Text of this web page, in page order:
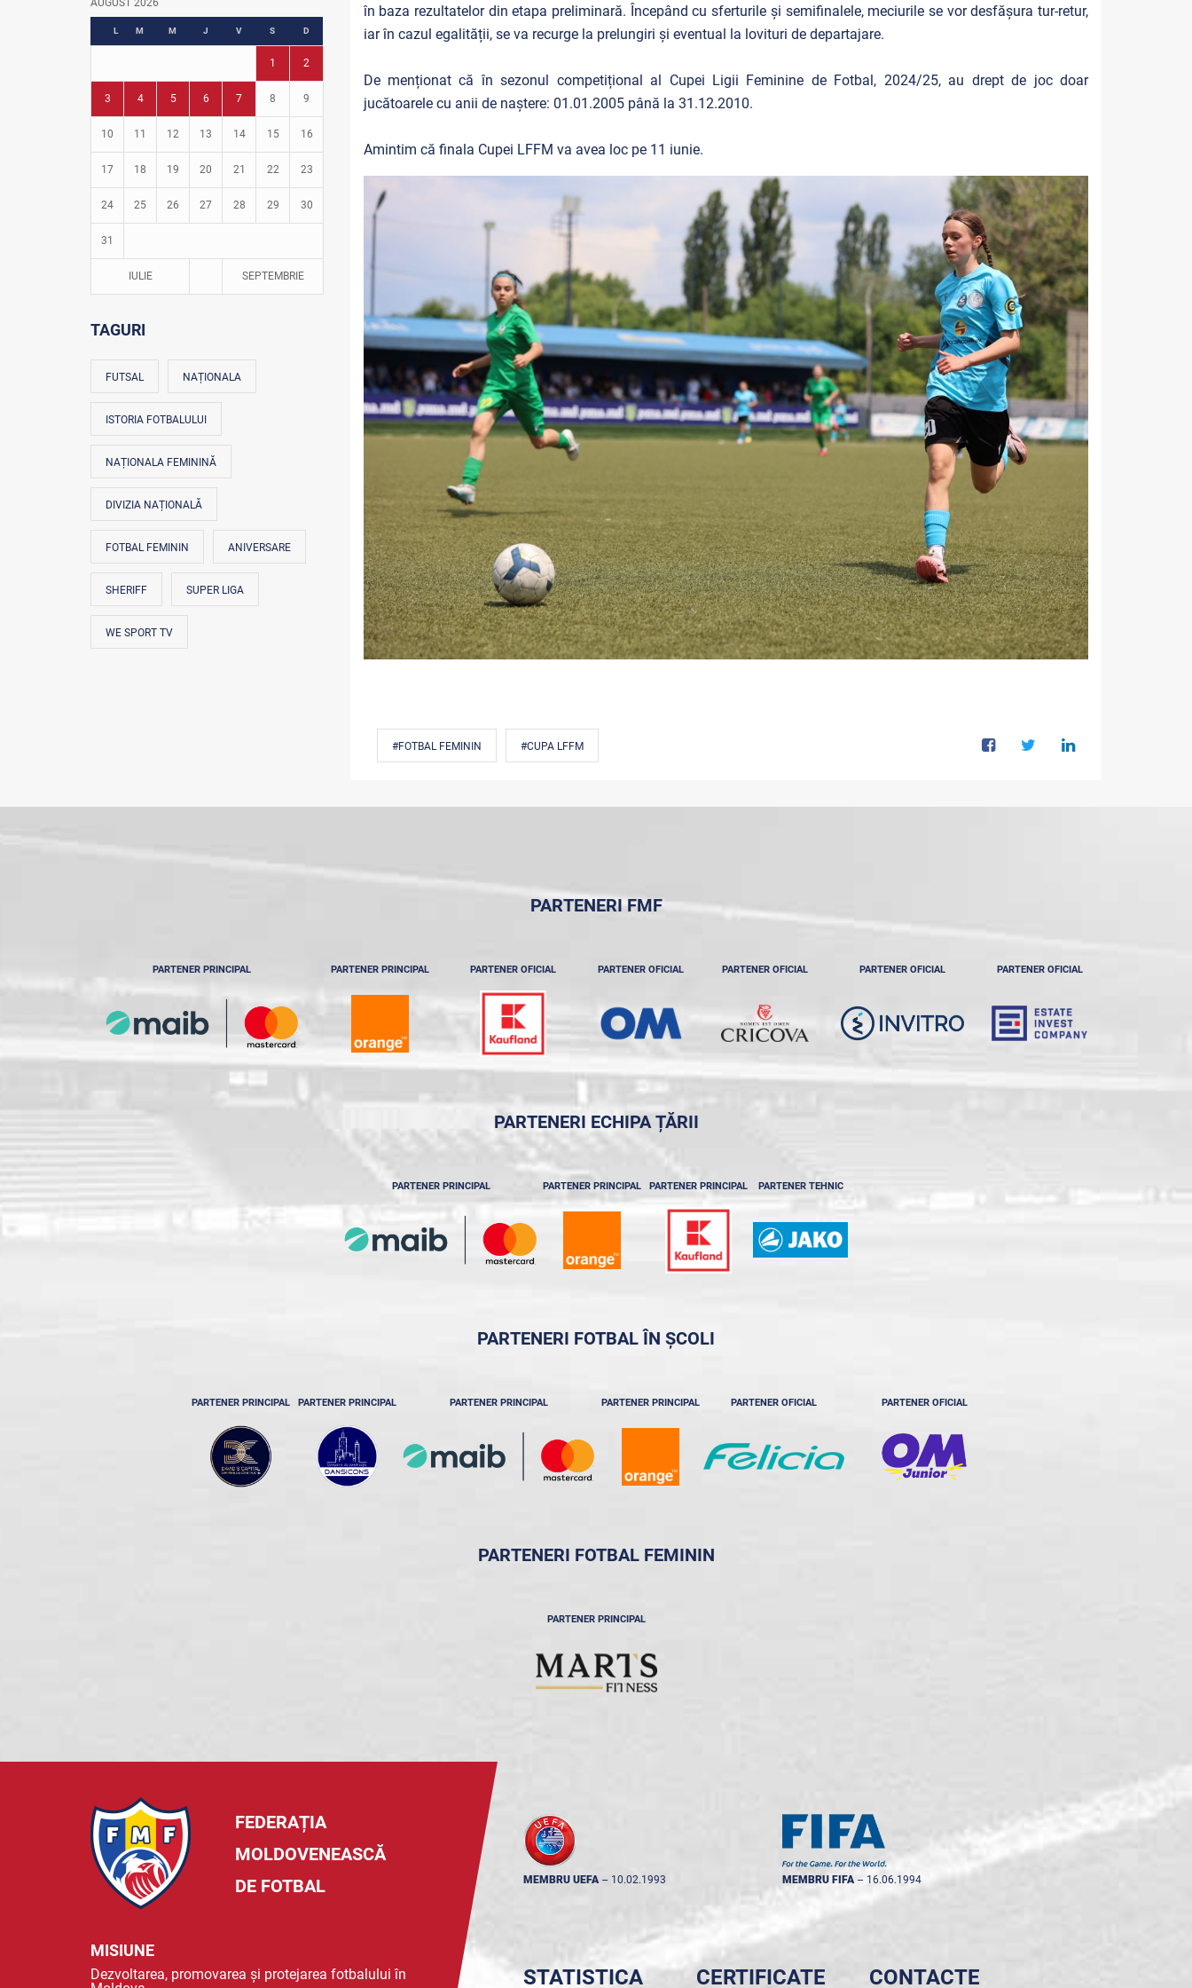
Fotbal în grădinițe
AUGUST 2026
L M M J V S D
1 2
3 4 5 6 7 8 9
10 11 12 13 14 15 16
17 18 19 20 21 22 23
24 25 26 27 28 29 30
31
IULIE SEPTEMBRIE
TAGURI
FUTSAL NAȚIONALA
ISTORIA FOTBALULUI
NAȚIONALA FEMININĂ
DIVIZIA NAȚIONALĂ
FOTBAL FEMININ ANIVERSARE
SHERIFF SUPER LIGA
WE SPORT TV
în baza rezultatelor din etapa preliminară. Începând cu sferturile și semifinalele, meciurile se vor desfășura tur-retur,
iar în cazul egalității, se va recurge la prelungiri și eventual la lovituri de departajare.
De menționat că în sezonul competițional al Cupei Ligii Feminine de Fotbal, 2024/25, au drept de joc doar
jucătoarele cu anii de naștere: 01.01.2005 până la 31.12.2010.
Amintim că finala Cupei LFFM va avea loc pe 11 iunie.
#FOTBAL FEMININ #CUPA LFFM
PARTENERI FMF
PARTENER PRINCIPAL PARTENER PRINCIPAL PARTENER OFICIAL PARTENER OFICIAL PARTENER OFICIAL PARTENER OFICIAL PARTENER OFICIAL
PARTENERI ECHIPA ȚĂRII
PARTENER PRINCIPAL PARTENER PRINCIPAL PARTENER PRINCIPAL PARTENER TEHNIC
PARTENERI FOTBAL ÎN ȘCOLI
PARTENER PRINCIPAL PARTENER PRINCIPAL PARTENER PRINCIPAL PARTENER PRINCIPAL PARTENER OFICIAL PARTENER OFICIAL
PARTENERI FOTBAL FEMININ
PARTENER PRINCIPAL
FEDERAȚIA
MOLDOVENEASCĂ
DE FOTBAL
MISIUNE
Dezvoltarea, promovarea și protejarea fotbalului în
MEMBRU UEFA -- 10.02.1993 MEMBRU FIFA -- 16.06.1994
STATISTICA CERTIFICATE CONTACTE